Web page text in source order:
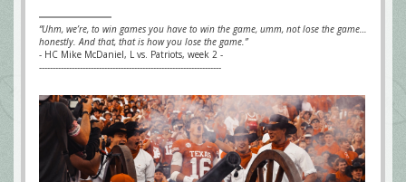
“Uhm, we’re, to win games you have to win the game, umm, not lose the game…
honestly. And that, that is how you lose the game.”
- HC Mike McDaniel, L vs. Patriots, week 2 -
-------------------------------------------------------------------